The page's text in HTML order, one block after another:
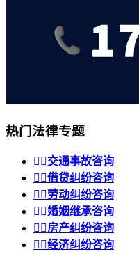
热门法律专题
 交通事故咨询
 借贷纠纷咨询
 劳动纠纷咨询
 婚姻继承咨询
 房产纠纷咨询
 经济纠纷咨询